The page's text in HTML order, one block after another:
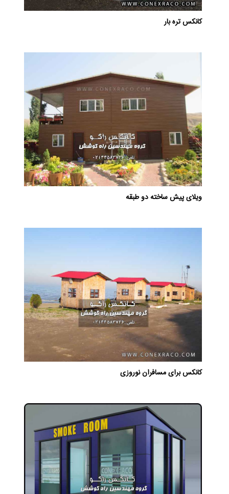
کانکس تره بار
ویلای پیش ساخته دو طبقه
کانکس برای مسافران نوروزی